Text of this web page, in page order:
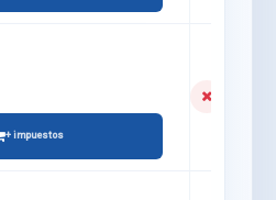
+ impuestos